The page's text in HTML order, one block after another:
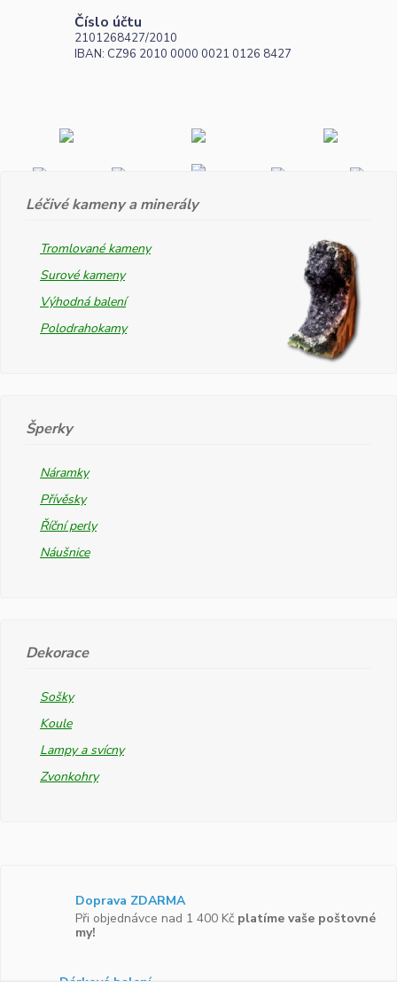
Číslo účtu
2101268427/2010
IBAN: CZ96 2010 0000 0021 0126 8427
Léčivé kameny a minerály
Tromlované kameny
Surové kameny
Výhodná balení
Polodrahokamy
Šperky
Náramky
Přívěsky
Říční perly
Náušnice
Dekorace
Sošky
Koule
Lampy a svícny
Zvonkohry
Doprava ZDARMA
Při objednávce nad 1 400 Kč platíme vaše poštovné
my!
Dárkové balení